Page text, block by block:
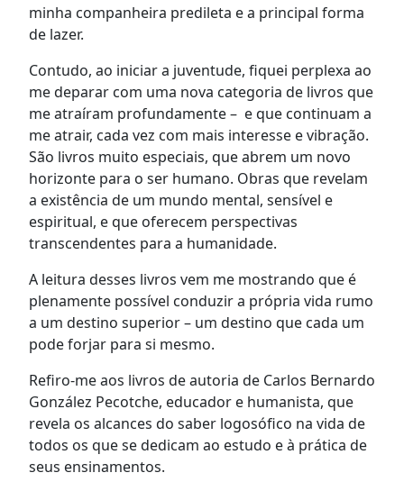
minha companheira predileta e a principal forma
de lazer.
Contudo, ao iniciar a juventude, fiquei perplexa ao
me deparar com uma nova categoria de livros que
me atraíram profundamente – e que continuam a
me atrair, cada vez com mais interesse e vibração.
São livros muito especiais, que abrem um novo
horizonte para o ser humano. Obras que revelam
a existência de um mundo mental, sensível e
espiritual, e que oferecem perspectivas
transcendentes para a humanidade.
A leitura desses livros vem me mostrando que é
plenamente possível conduzir a própria vida rumo
a um destino superior – um destino que cada um
pode forjar para si mesmo.
Refiro-me aos livros de autoria de Carlos Bernardo
González Pecotche, educador e humanista, que
revela os alcances do saber logosófico na vida de
todos os que se dedicam ao estudo e à prática de
seus ensinamentos.